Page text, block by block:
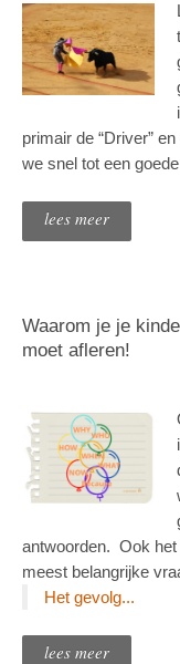
primair de “Driver”
we snel tot een
lees meer
Waarom je je
moet afleren!
antwoorden. Ook
meest belangrijke
Het gevolg...
lees meer